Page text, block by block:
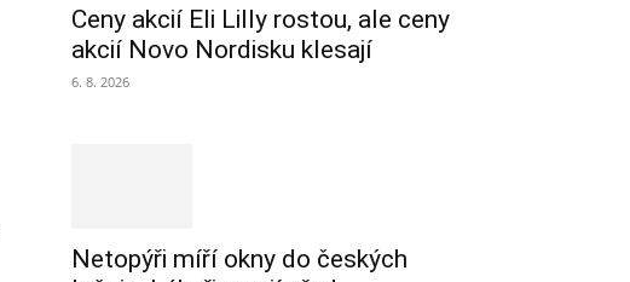
Ceny akcií Eli Lilly rostou, ale ceny
akcií Novo Nordisku klesají
6. 8. 2026
Netopýři míří okny do českých